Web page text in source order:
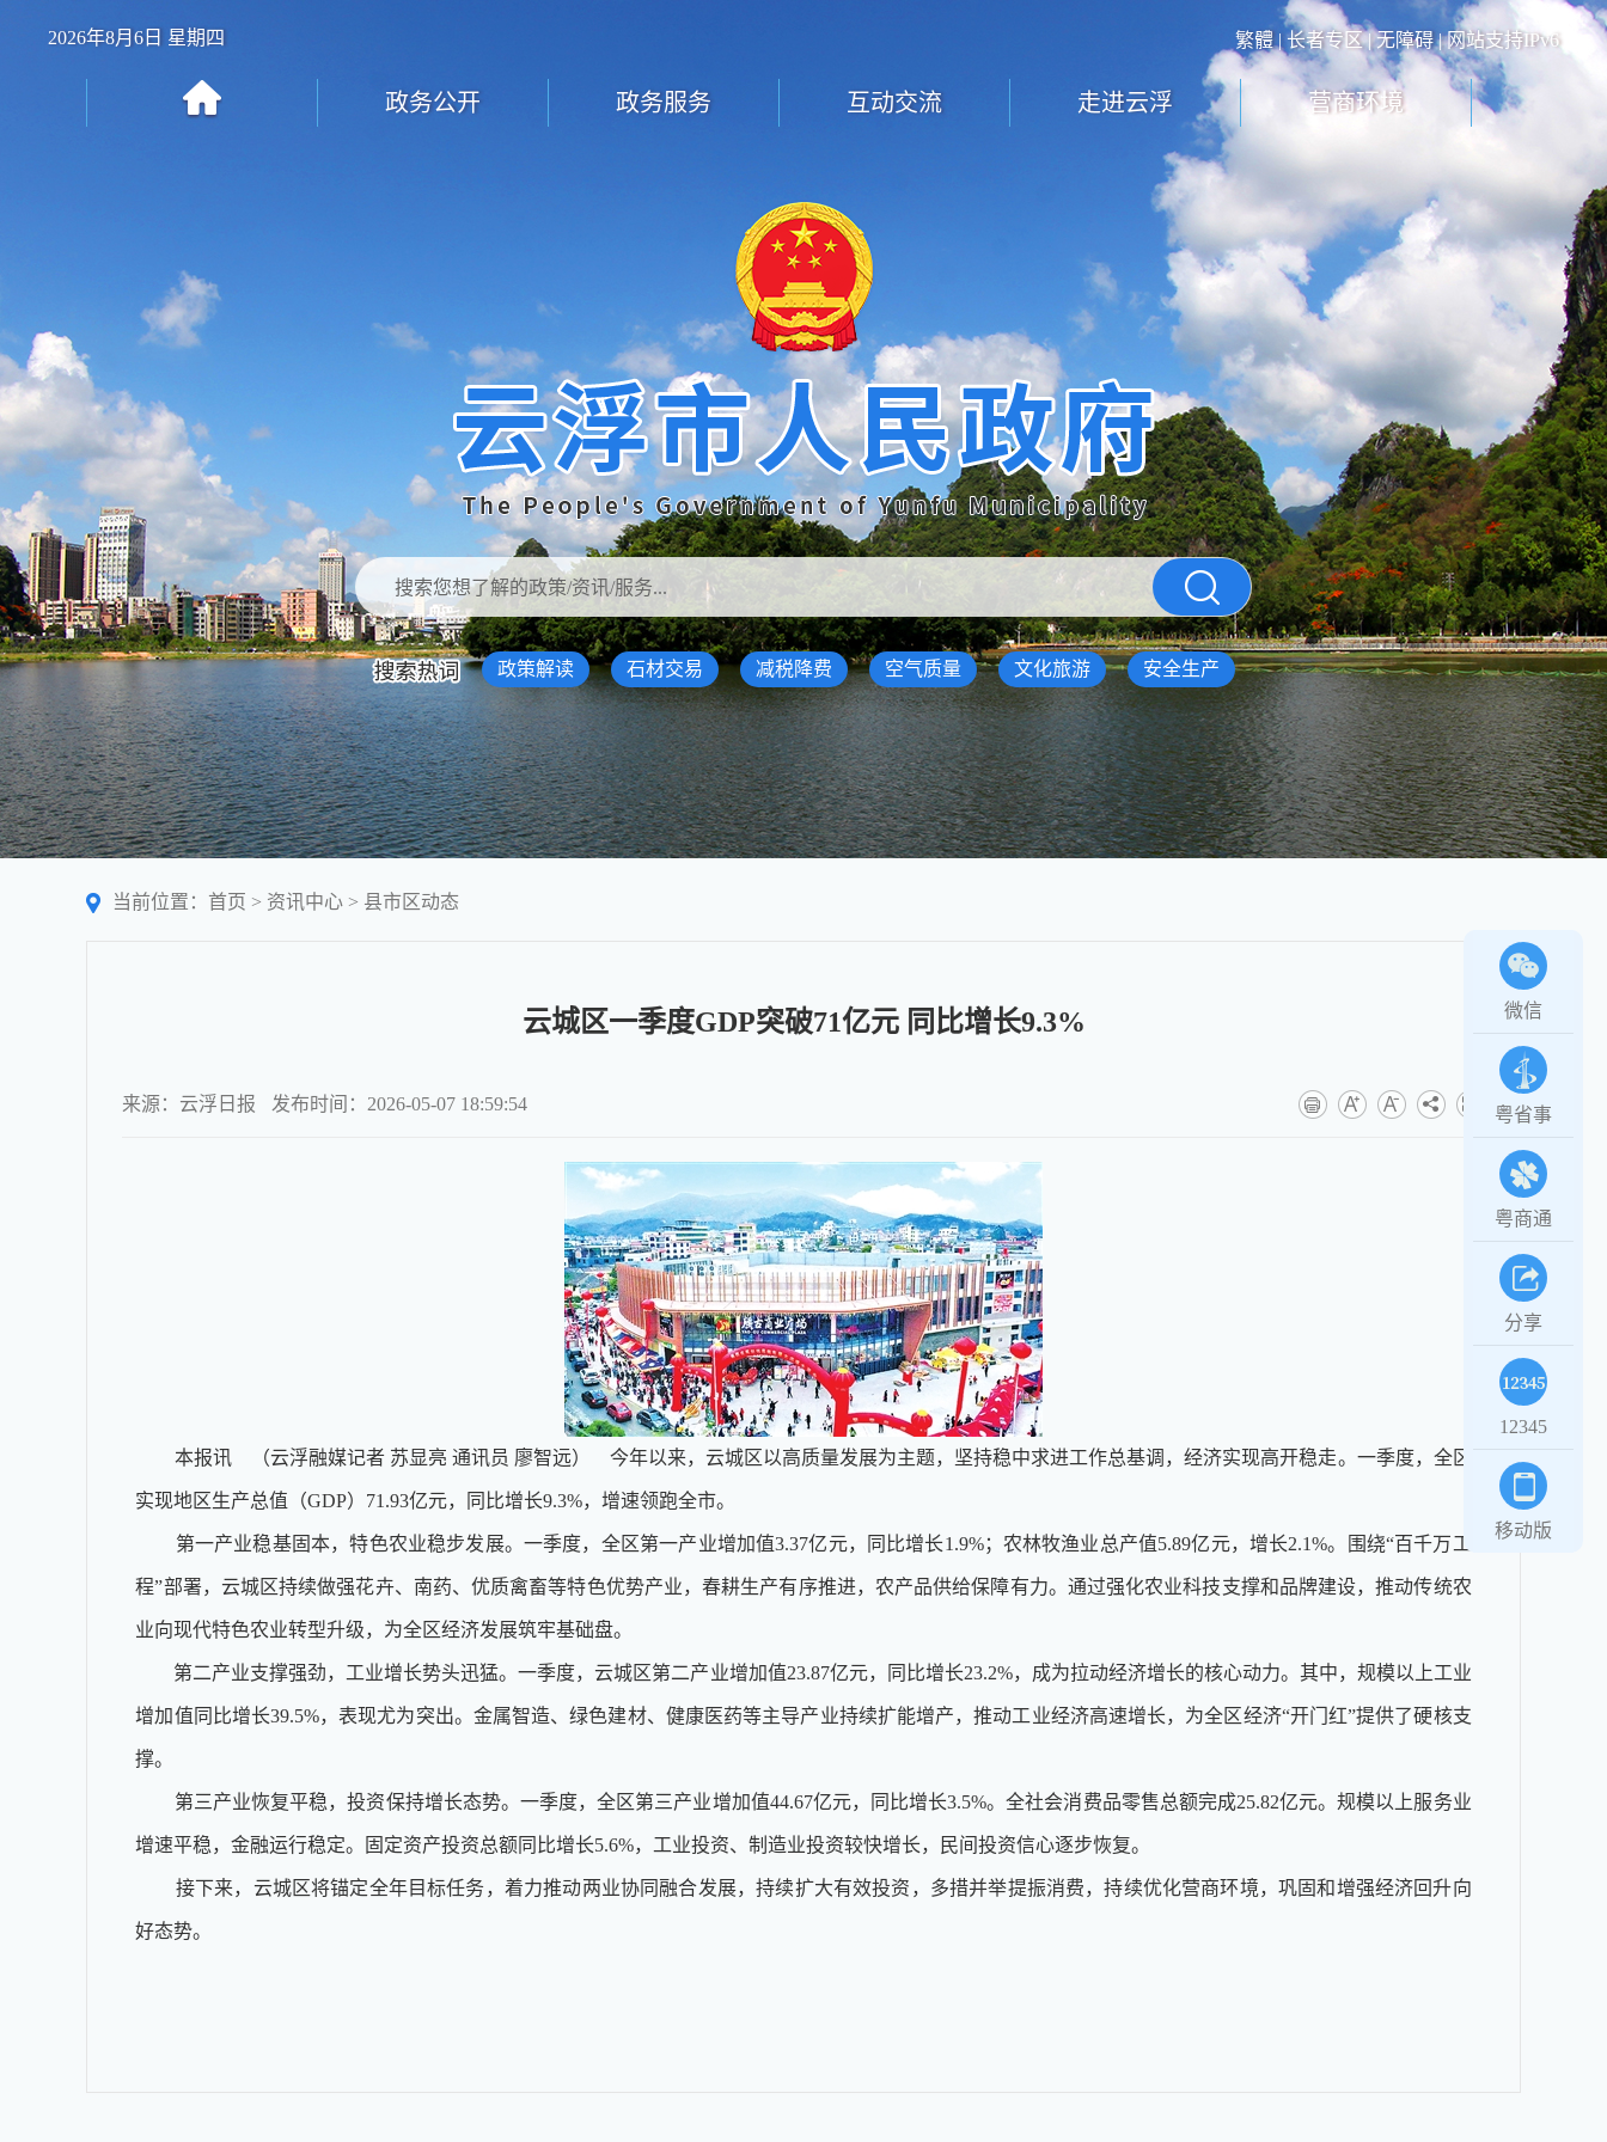
2026年8月6日 星期四 繁體| 长者专区|无障碍| 网站支持IPv6
政务公开 政务服务 互动交流 走进云浮 营商环境
政策解读 石材交易 减税降费 空气质量 文化旅游 安全生产
当前位置： 首页 > 资讯中心 > 县市区动态
云城区一季度GDP突破71亿元 同比增长9.3%
来源：云浮日报 发布时间：2026-05-07 18:59:54
本报讯 （云浮融媒记者 苏显亮 通讯员 廖智远） 今年以来，云城区以高质量发展为主题，坚持稳中求进工作总基调，经济实现高开稳走。一季度，全区
实现地区生产总值（GDP）71.93亿元，同比增长9.3%，增速领跑全市。
第一产业稳基固本，特色农业稳步发展。一季度，全区第一产业增加值3.37亿元，同比增长1.9%；农林牧渔业总产值5.89亿元，增长2.1%。围绕“百千万工
程”部署，云城区持续做强花卉、南药、优质禽畜等特色优势产业，春耕生产有序推进，农产品供给保障有力。通过强化农业科技支撑和品牌建设，推动传统农
业向现代特色农业转型升级，为全区经济发展筑牢基础盘。
第二产业支撑强劲，工业增长势头迅猛。一季度，云城区第二产业增加值23.87亿元，同比增长23.2%，成为拉动经济增长的核心动力。其中，规模以上工业
增加值同比增长39.5%，表现尤为突出。金属智造、绿色建材、健康医药等主导产业持续扩能增产，推动工业经济高速增长，为全区经济“开门红”提供了硬核支
撑。
第三产业恢复平稳，投资保持增长态势。一季度，全区第三产业增加值44.67亿元，同比增长3.5%。全社会消费品零售总额完成25.82亿元。规模以上服务业
增速平稳，金融运行稳定。固定资产投资总额同比增长5.6%，工业投资、制造业投资较快增长，民间投资信心逐步恢复。
接下来，云城区将锚定全年目标任务，着力推动两业协同融合发展，持续扩大有效投资，多措并举提振消费，持续优化营商环境，巩固和增强经济回升向
好态势。
微信
粤省事
粤商通
分享
12345
移动版